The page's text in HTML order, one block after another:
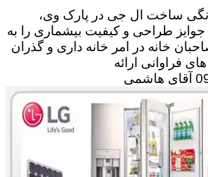
ساخت ال جی در پارک وی،
جوایز طراحی و کیفیت بیشماری را به
خانه در امر خانه داری و گذران
فراوانی ارائه